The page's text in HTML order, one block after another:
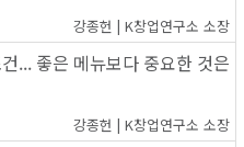
강종헌 | K창업연구소 소장
... 좋은 메뉴보다 중요한 것은
강종헌 | K창업연구소 소장